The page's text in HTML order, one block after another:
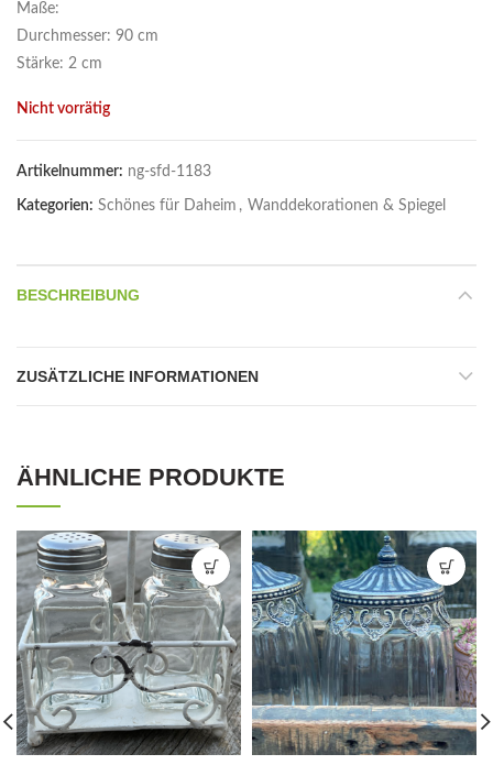
Maße:
Durchmesser: 90 cm
Stärke: 2 cm
Nicht vorrätig
Artikelnummer: ng-sfd-1183
Kategorien: Schönes für Daheim , Wanddekorationen & Spiegel
BESCHREIBUNG
ZUSÄTZLICHE INFORMATIONEN
ÄHNLICHE PRODUKTE